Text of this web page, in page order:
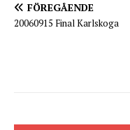
FÖREGÅENDE
20060915 Final Karlskoga